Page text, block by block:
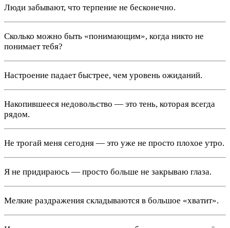
Люди забывают, что терпение не бесконечно.
Сколько можно быть «понимающим», когда никто не
понимает тебя?
Настроение падает быстрее, чем уровень ожиданий.
Накопившееся недовольство — это тень, которая всегда
рядом.
Не трогай меня сегодня — это уже не просто плохое утро.
Я не придираюсь — просто больше не закрываю глаза.
Мелкие раздражения складываются в большое «хватит».